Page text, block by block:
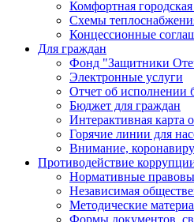
Комфортная городская
Схемы
Концессионные
Для граждан
Фонд "Защитники
Электронные услуги
Отчет об исполнении
Бюджет для граждан
Интерактивная карта
Горячие линии для
Внимание,
Противодействие
Нормативные
Независимая
Методические
Формы документов,